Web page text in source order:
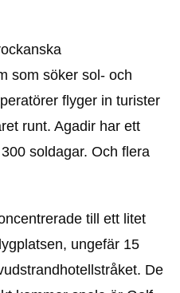
som söker sol- och
flyger in turister
runt. Agadir har ett
soldagar. Och flera
till ett litet
ungefär 15
De